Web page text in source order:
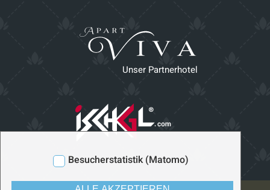
Unser Partnerhotel
Besucherstatistik (Matomo)